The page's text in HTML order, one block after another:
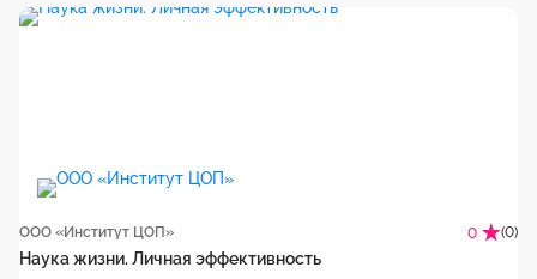
ООО «Институт ЦОП» 0 (0)
Наука жизни. Личная эффективность